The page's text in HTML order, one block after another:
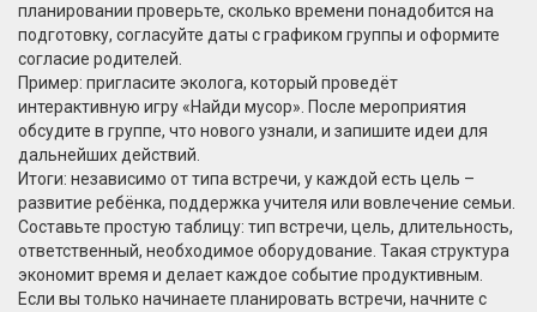
планировании проверьте, сколько времени понадобится на
подготовку, согласуйте даты с графиком группы и оформите
согласие родителей.
Пример: пригласите эколога, который проведёт
интерактивную игру «Найди мусор». После мероприятия
обсудите в группе, что нового узнали, и запишите идеи для
дальнейших действий.
Итоги: независимо от типа встречи, у каждой есть цель –
развитие ребёнка, поддержка учителя или вовлечение семьи.
Составьте простую таблицу: тип встречи, цель, длительность,
ответственный, необходимое оборудование. Такая структура
экономит время и делает каждое событие продуктивным.
Если вы только начинаете планировать встречи, начните с